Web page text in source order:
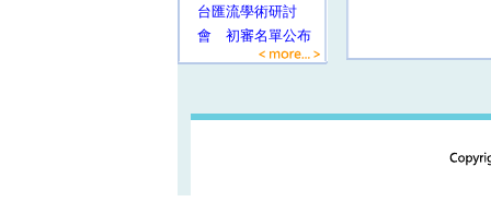
台匯流學術研討
會 初審名單公布